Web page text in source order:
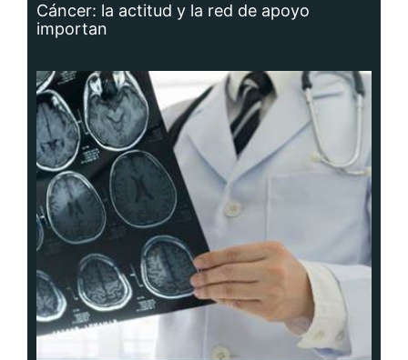
Cáncer: la actitud y la red de apoyo
importan